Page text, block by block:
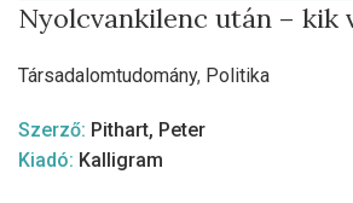
Nyolcvankilenc után – kik
Társadalomtudomány, Politika
Szerző: Pithart, Peter
Kiadó: Kalligram